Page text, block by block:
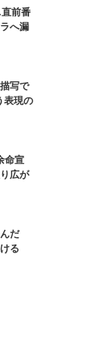
前番
へ漏
写で
表現の
命宣
広が
だ
る